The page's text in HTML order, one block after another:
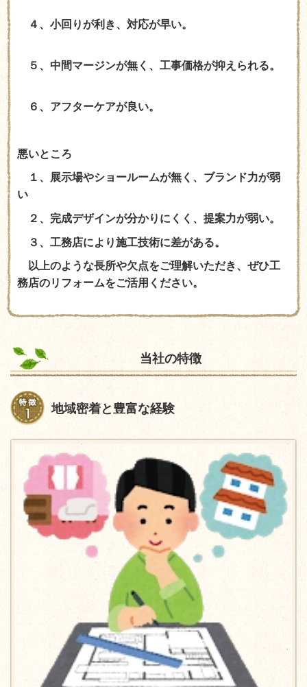
４、小回りが利き、対応が早い。
５、中間マージンが無く、工事価格が抑えられる。
６、アフターケアが良い。
悪いところ
１、展示場やショールームが無く、ブランド力が弱
い
２、完成デザインが分かりにくく、提案力が弱い。
３、工務店により施工技術に差がある。
以上のような長所や欠点をご理解いただき、ぜひ工
務店のリフォームをご活用ください。
当社の特徴
地域密着と豊富な経験